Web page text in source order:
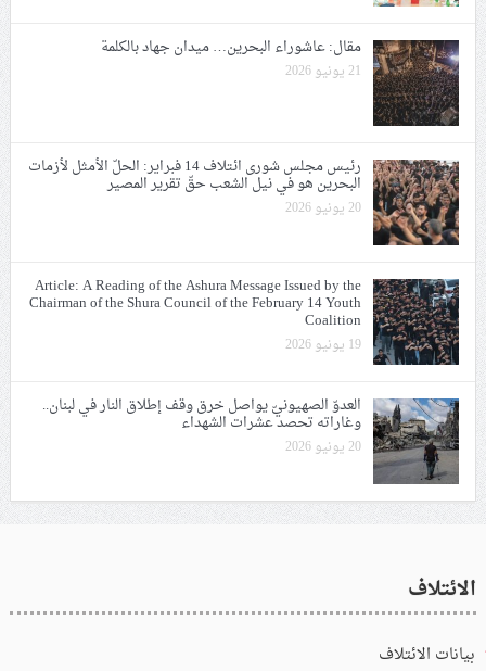
مقال: عاشوراء البحرين… ميدان جهاد بالكلمة
21 يونيو 2026
رئيس مجلس شورى ائتلاف 14 فبراير: الحلّ الأمثل لأزمات
البحرين هو في نيل الشعب حقّ تقرير المصير
20 يونيو 2026
Article: A Reading of the Ashura Message Issued by the
Chairman of the Shura Council of the February 14 Youth
Coalition
19 يونيو 2026
العدوّ الصهيونيّ يواصل خرق وقف إطلاق النار في لبنان..
وغاراته تحصد عشرات الشهداء
20 يونيو 2026
الائتلاف
بيانات الائتلاف